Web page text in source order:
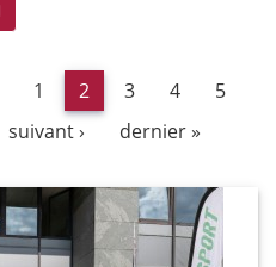
1 2 3 4
5
suivant › dernier »